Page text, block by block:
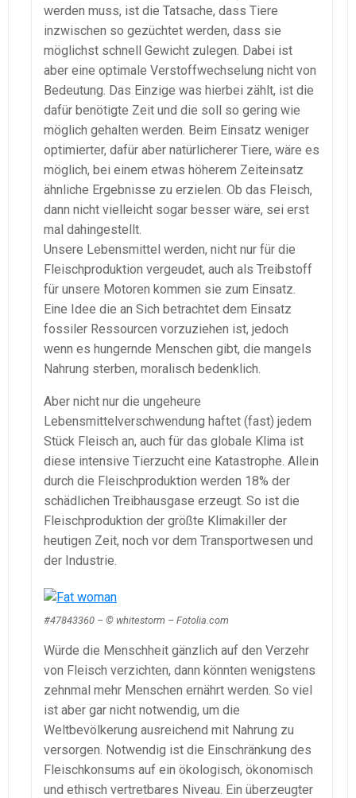
werden muss, ist die Tatsache, dass Tiere
inzwischen so gezüchtet werden, dass sie
möglichst schnell Gewicht zulegen. Dabei ist
aber eine optimale Verstoffwechselung nicht von
Bedeutung. Das Einzige was hierbei zählt, ist die
dafür benötigte Zeit und die soll so gering wie
möglich gehalten werden. Beim Einsatz weniger
optimierter, dafür aber natürlicherer Tiere, wäre es
möglich, bei einem etwas höherem Zeiteinsatz
ähnliche Ergebnisse zu erzielen. Ob das Fleisch,
dann nicht vielleicht sogar besser wäre, sei erst
mal dahingestellt.
Unsere Lebensmittel werden, nicht nur für die
Fleischproduktion vergeudet, auch als Treibstoff
für unsere Motoren kommen sie zum Einsatz.
Eine Idee die an Sich betrachtet dem Einsatz
fossiler Ressourcen vorzuziehen ist, jedoch
wenn es hungernde Menschen gibt, die mangels
Nahrung sterben, moralisch bedenklich.
Aber nicht nur die ungeheure
Lebensmittelverschwendung haftet (fast) jedem
Stück Fleisch an, auch für das globale Klima ist
diese intensive Tierzucht eine Katastrophe. Allein
durch die Fleischproduktion werden 18% der
schädlichen Treibhausgase erzeugt. So ist die
Fleischproduktion der größte Klimakiller der
heutigen Zeit, noch vor dem Transportwesen und
der Industrie.
#47843360 – © whitestorm – Fotolia.com
Würde die Menschheit gänzlich auf den Verzehr
von Fleisch verzichten, dann könnten wenigstens
zehnmal mehr Menschen ernährt werden. So viel
ist aber gar nicht notwendig, um die
Weltbevölkerung ausreichend mit Nahrung zu
versorgen. Notwendig ist die Einschränkung des
Fleischkonsums auf ein ökologisch, ökonomisch
und ethisch vertretbares Niveau. Ein überzeugter